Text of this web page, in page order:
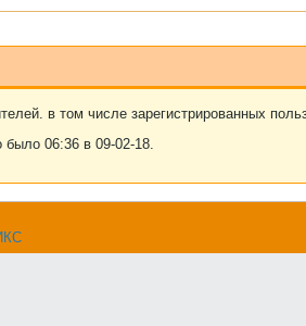
в том числе зарегистрированных
было 06:36 в 09-02-18.